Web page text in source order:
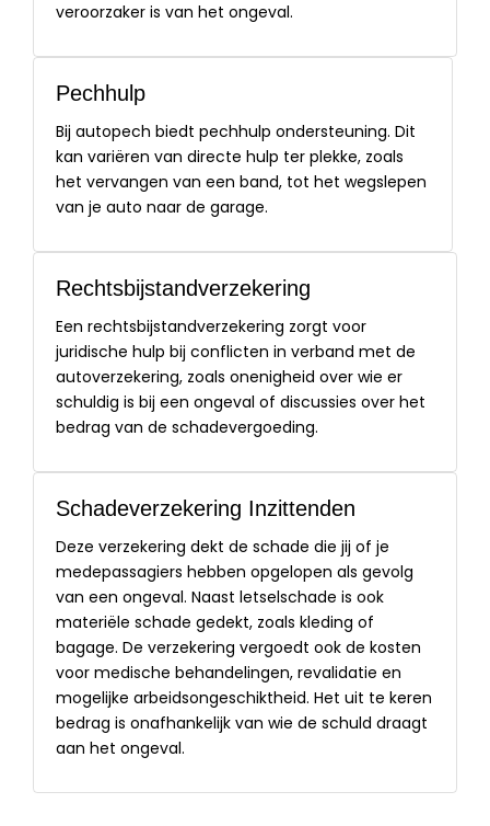
veroorzaker is van het ongeval.
Pechhulp
Bij autopech biedt pechhulp ondersteuning. Dit
kan variëren van directe hulp ter plekke, zoals
het vervangen van een band, tot het wegslepen
van je auto naar de garage.
Rechtsbijstandverzekering
Een rechtsbijstandverzekering zorgt voor
juridische hulp bij conflicten in verband met de
autoverzekering, zoals onenigheid over wie er
schuldig is bij een ongeval of discussies over het
bedrag van de schadevergoeding.
Schadeverzekering Inzittenden
Deze verzekering dekt de schade die jij of je
medepassagiers hebben opgelopen als gevolg
van een ongeval. Naast letselschade is ook
materiële schade gedekt, zoals kleding of
bagage. De verzekering vergoedt ook de kosten
voor medische behandelingen, revalidatie en
mogelijke arbeidsongeschiktheid. Het uit te keren
bedrag is onafhankelijk van wie de schuld draagt
aan het ongeval.